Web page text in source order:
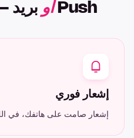
Push أو بريد
إشعار فوري
إشعار صامت على هاتفك، في